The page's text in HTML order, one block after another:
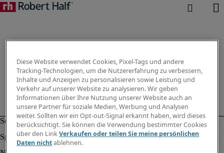
Diese Website verwendet Cookies, Pixel-Tags und andere
Tracking-Technologien, um die Nutzererfahrung zu verbessern,
Inhalte und Anzeigen zu personalisieren sowie Leistung und
Verkehr auf unserer Website zu analysieren. Wir geben
Informationen über Ihre Nutzung unserer Website auch an
unsere Partner für soziale Medien, Werbung und Analysen
weiter. Sollten wir ein Opt-out-Signal erkannt haben, wird dieses
berücksichtigt. Sie können die Verwendung bestimmter Cookies
über den LinkVerkaufen oder teilen Sie meine persönlichen
Daten nichtablehnen.